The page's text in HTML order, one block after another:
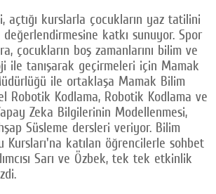
açtığı kurslarla çocukların yaz tatilini
katkı sunuyor. Spor
çocukların boş zamanlarını bilim ve
ile tanışarak geçirmeleri için Mamak
ile ortaklaşa Mamak Bilim
Robotik Kodlama, Robotik Kodlama ve
Zeka Bilgilerinin Modellenmesi,
Süsleme dersleri veriyor. Bilim
Kursları'na katılan öğrencilerle sohbet
Sarı ve Özbek, tek tek etkinlik